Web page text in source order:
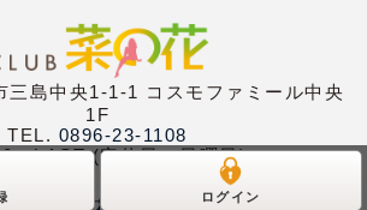
三島中央1-1-1 コスモファミール中央
1F
TEL. 0896-23-1108
〜LAST (定休日：日曜日)
ログイン